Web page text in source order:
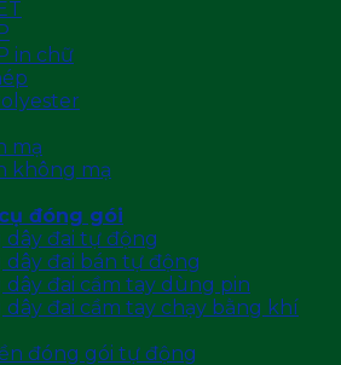
in chữ
mạ
không mạ
đóng gói
dây đai tự động
dây đai bán tự động
dây đai cầm tay dùng pin
dây đai cầm tay chạy bằng khí
đóng gói tự động